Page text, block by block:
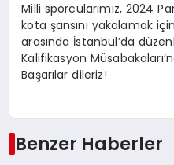
Milli sporcularımız, 2024
kota şansını yakalamak
arasında İstanbul’da
Kalifikasyon
Başarılar dileriz!
Benzer Haberler